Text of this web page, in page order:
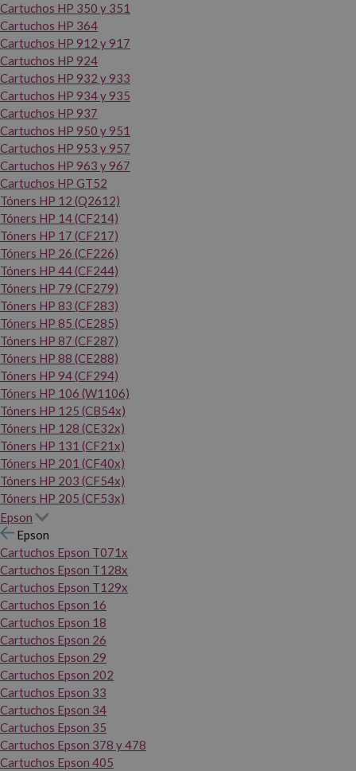
Cartuchos HP 350 y 351
Cartuchos HP 364
Cartuchos HP 912 y 917
Cartuchos HP 924
Cartuchos HP 932 y 933
Cartuchos HP 934 y 935
Cartuchos HP 937
Cartuchos HP 950 y 951
Cartuchos HP 953 y 957
Cartuchos HP 963 y 967
Cartuchos HP GT52
Tóners HP 12 (Q2612)
Tóners HP 14 (CF214)
Tóners HP 17 (CF217)
Tóners HP 26 (CF226)
Tóners HP 44 (CF244)
Tóners HP 79 (CF279)
Tóners HP 83 (CF283)
Tóners HP 85 (CE285)
Tóners HP 87 (CF287)
Tóners HP 88 (CE288)
Tóners HP 94 (CF294)
Tóners HP 106 (W1106)
Tóners HP 125 (CB54x)
Tóners HP 128 (CE32x)
Tóners HP 131 (CF21x)
Tóners HP 201 (CF40x)
Tóners HP 203 (CF54x)
Tóners HP 205 (CF53x)
Epson
Epson
Cartuchos Epson T071x
Cartuchos Epson T128x
Cartuchos Epson T129x
Cartuchos Epson 16
Cartuchos Epson 18
Cartuchos Epson 26
Cartuchos Epson 29
Cartuchos Epson 202
Cartuchos Epson 33
Cartuchos Epson 34
Cartuchos Epson 35
Cartuchos Epson 378 y 478
Cartuchos Epson 405